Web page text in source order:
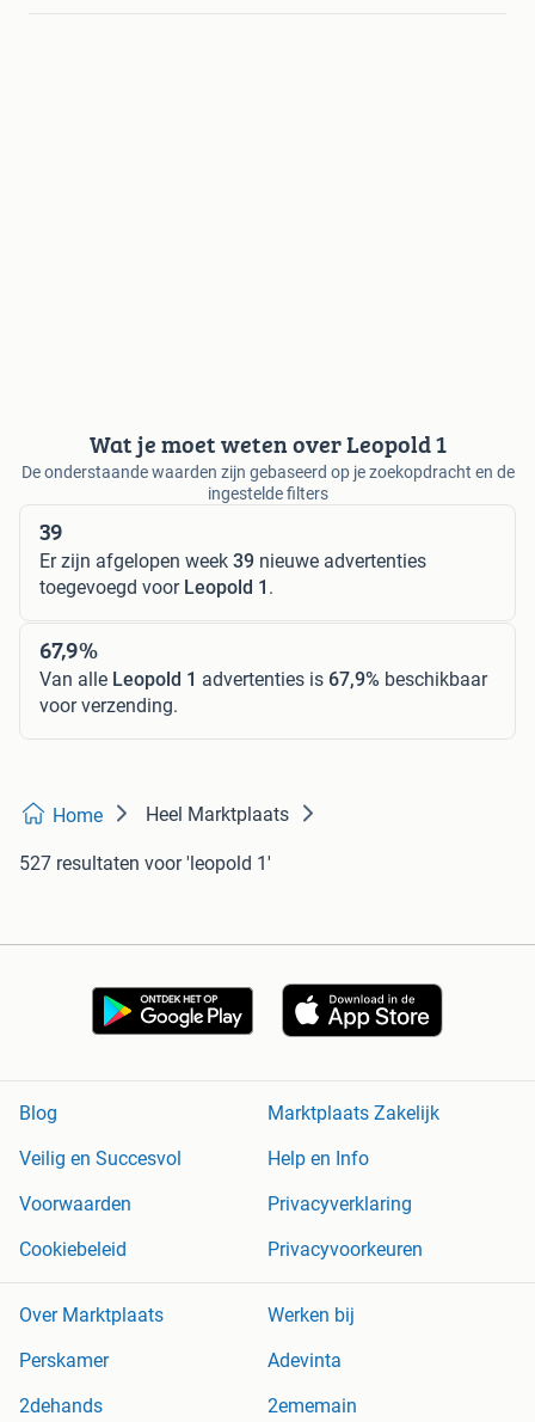
Wat je moet weten over Leopold 1
De onderstaande waarden zijn gebaseerd op je zoekopdracht en de
ingestelde filters
39
Er zijn afgelopen week 39 nieuwe advertenties
toegevoegd voor Leopold 1 .
67,9%
Van alle Leopold 1 advertenties is 67,9% beschikbaar
voor verzending.
Home Heel Marktplaats
527 resultaten voor 'leopold 1'
Blog
Marktplaats Zakelijk
Veilig en Succesvol
Help en Info
Voorwaarden
Privacyverklaring
Cookiebeleid
Privacyvoorkeuren
Over Marktplaats
Werken bij
Perskamer
Adevinta
2dehands
2ememain